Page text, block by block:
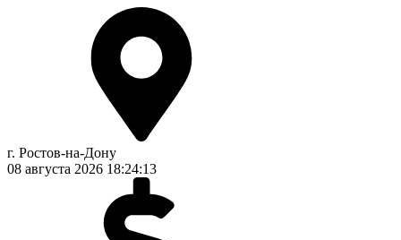
г. Ростов-на-Дону
08 августа 2026 18:24:13